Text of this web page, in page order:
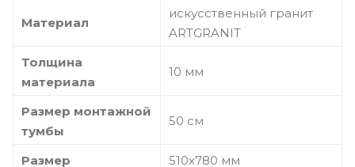
Материал
искусственный гранит
ARTGRANIT
Толщина
материала
10 мм
Размер монтажной
тумбы
50 см
Размер
510х780 мм